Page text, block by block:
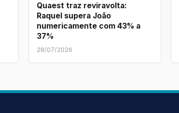
Quaest traz reviravolta:
Raquel supera João
numericamente com 43% a
37%
28/07/2026